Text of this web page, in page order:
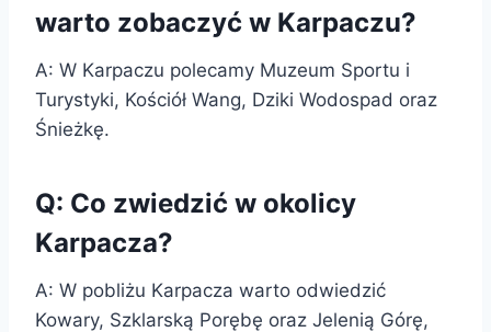
warto zobaczyć w Karpaczu?
A: W Karpaczu polecamy Muzeum Sportu i
Turystyki, Kościół Wang, Dziki Wodospad oraz
Śnieżkę.
Q: Co zwiedzić w okolicy
Karpacza?
A: W pobliżu Karpacza warto odwiedzić
Kowary, Szklarską Porębę oraz Jelenią Górę,